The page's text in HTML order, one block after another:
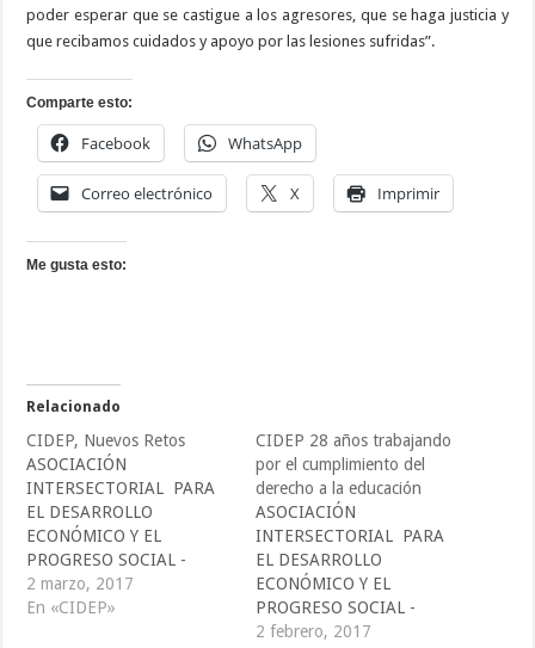
poder esperar que se castigue a los agresores, que se haga justicia y
que recibamos cuidados y apoyo por las lesiones sufridas”.
Comparte esto:
Facebook WhatsApp
Correo electrónico X Imprimir
Me gusta esto:
Relacionado
CIDEP, Nuevos Retos
ASOCIACIÓN
INTERSECTORIAL PARA
EL DESARROLLO
ECONÓMICO Y EL
PROGRESO SOCIAL -
CIDEP -
comunicaciones@cidepelsal
2 marzo, 2017
En «CIDEP»
CIDEP 28 años trabajando
por el cumplimiento del
derecho a la educación
ASOCIACIÓN
INTERSECTORIAL PARA
EL DESARROLLO
ECONÓMICO Y EL
PROGRESO SOCIAL -
CIDEP -
2 febrero, 2017